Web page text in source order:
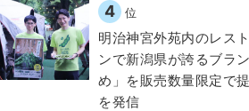
4 位
明治神宮外苑内のレス
ンで新潟県が誇るブラ
め」を販売数量限定で
を発信